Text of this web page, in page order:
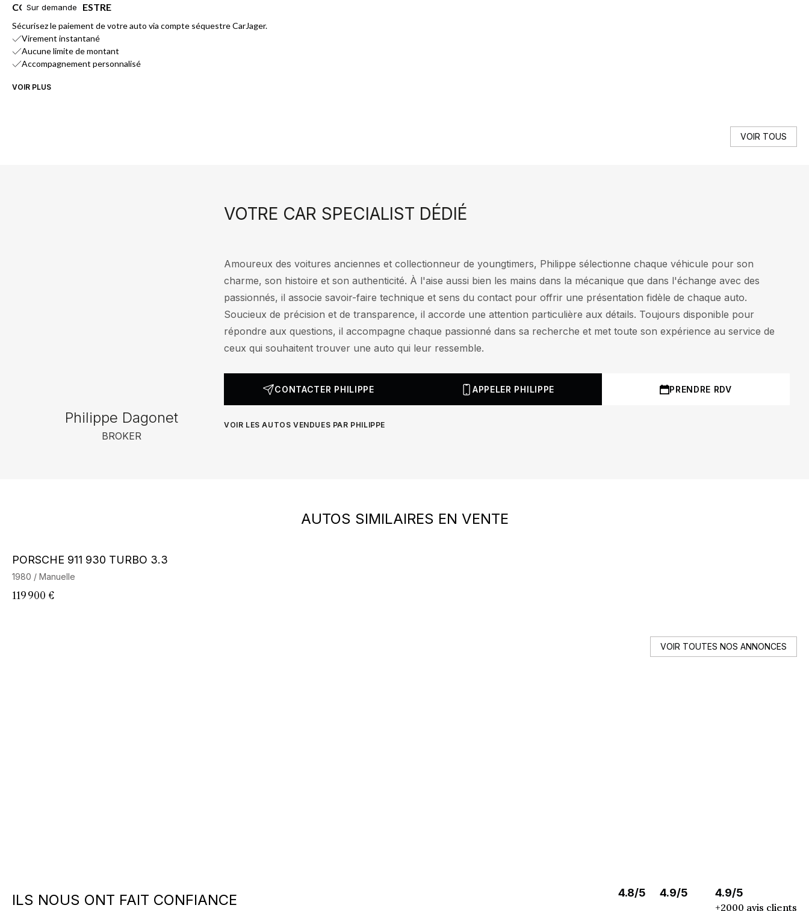
Sur demande
COMPTE SÉQUESTRE
Sécurisez le paiement de votre auto via compte séquestre CarJager.
Virement instantané
Aucune limite de montant
Accompagnement personnalisé
VOIR PLUS
VOIR TOUS
Philippe Dagonet
BROKER
VOTRE CAR SPECIALIST DÉDIÉ
Amoureux des voitures anciennes et collectionneur de youngtimers, Philippe sélectionne chaque véhicule pour son
charme, son histoire et son authenticité. À l'aise aussi bien les mains dans la mécanique que dans l'échange avec des
passionnés, il associe savoir-faire technique et sens du contact pour offrir une présentation fidèle de chaque auto.
Soucieux de précision et de transparence, il accorde une attention particulière aux détails. Toujours disponible pour
répondre aux questions, il accompagne chaque passionné dans sa recherche et met toute son expérience au service de
ceux qui souhaitent trouver une auto qui leur ressemble.
CONTACTER PHILIPPE APPELER PHILIPPE PRENDRE RDV
VOIR LES AUTOS VENDUES PAR PHILIPPE
AUTOS SIMILAIRES EN VENTE
Barnes Exclusive PORSCHE 911 930 TURBO 3.3
1980 / Manuelle
119 900 €
VOIR TOUTES NOS ANNONCES
ILS NOUS ONT FAIT CONFIANCE 4.8/5 4.9/5 4.9/5
+2000 avis clients